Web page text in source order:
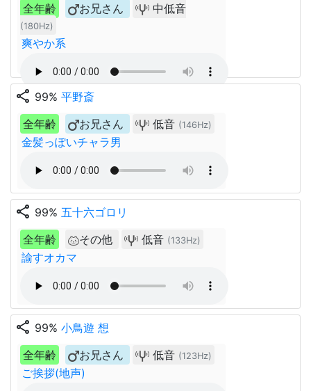
全年齢
お兄さん 中低音
(180Hz)
爽やか系
share 99% 平野斎
全年齢
お兄さん 低音 (146Hz)
金髪っぽいチャラ男
share 99% 五十六ゴロリ
全年齢
その他 低音 (133Hz)
諭すオカマ
share 99% 小鳥遊 想
全年齢
お兄さん 低音 (123Hz)
ご挨拶(地声)